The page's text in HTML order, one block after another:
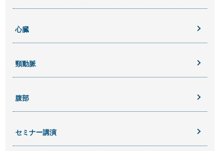
心臓
頸動脈
腹部
セミナー講演